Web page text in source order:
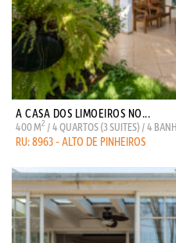
A CASA DOS LIMOEIROS NO...
400 M2 / 4 QUARTOS (3 SUITES) / 4
RU: 8963 - ALTO DE PINHEIROS